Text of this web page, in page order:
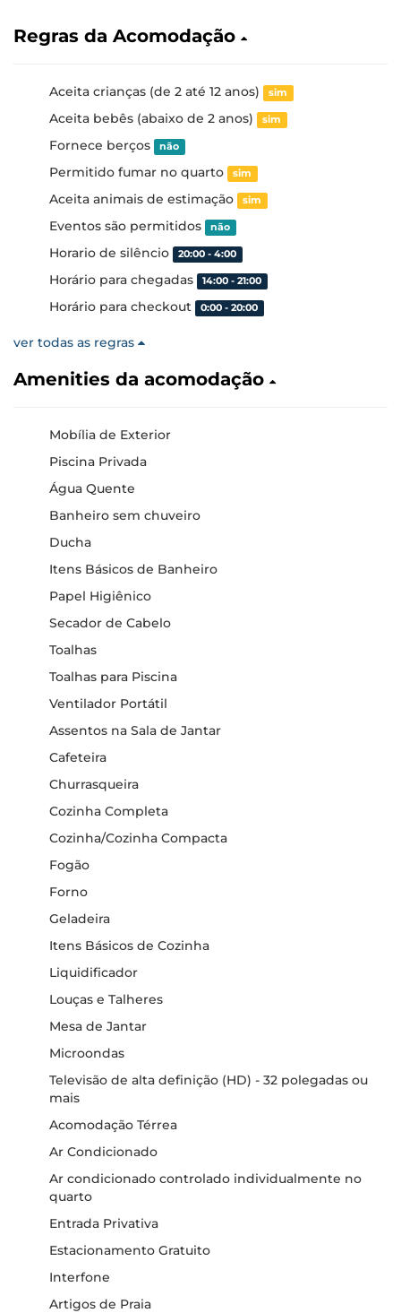
Regras da Acomodação
Aceita crianças (de 2 até 12 anos) sim
Aceita bebês (abaixo de 2 anos) sim
Fornece berços não
Permitido fumar no quarto sim
Aceita animais de estimação sim
Eventos são permitidos não
Horario de silêncio 20:00 - 4:00
Horário para chegadas 14:00 - 21:00
Horário para checkout 0:00 - 20:00
ver todas as regras
Amenities da acomodação
Mobília de Exterior
Piscina Privada
Água Quente
Banheiro sem chuveiro
Ducha
Itens Básicos de Banheiro
Papel Higiênico
Secador de Cabelo
Toalhas
Toalhas para Piscina
Ventilador Portátil
Assentos na Sala de Jantar
Cafeteira
Churrasqueira
Cozinha Completa
Cozinha/Cozinha Compacta
Fogão
Forno
Geladeira
Itens Básicos de Cozinha
Liquidificador
Louças e Talheres
Mesa de Jantar
Microondas
Televisão de alta definição (HD) - 32 polegadas ou
mais
Acomodação Térrea
Ar Condicionado
Ar condicionado controlado individualmente no
quarto
Entrada Privativa
Estacionamento Gratuito
Interfone
Artigos de Praia